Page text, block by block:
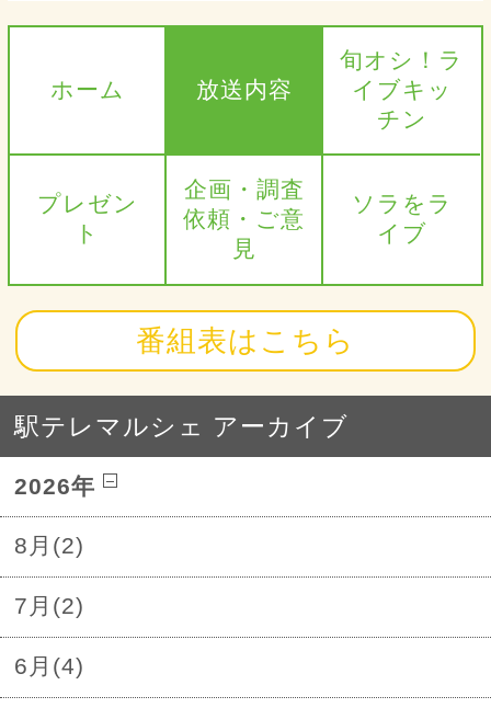
ホーム 放送内容
旬オシ！ラ
イブキッ
チン
プレゼン
ト
企画・調査
依頼・ご意
見
ソラをラ
イブ
番組表はこちら
駅テレマルシェ アーカイブ
2026年
8月(2)
7月(2)
6月(4)